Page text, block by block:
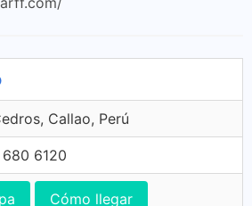
Callao, Perú
680 6120
Cómo llegar